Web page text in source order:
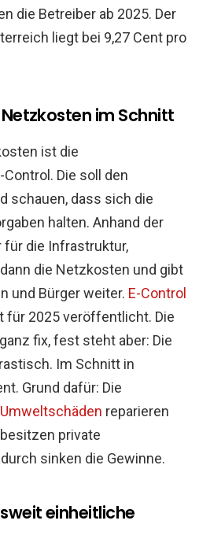
die Betreiber ab 2025. Der
liegt bei 9,27 Cent pro
im Schnitt
ist die
Die soll den
schauen, dass sich die
halten. Anhand der
für die Infrastruktur,
die Netzkosten und gibt
und Bürger weiter. E-Control
für 2025 veröffentlicht. Die
fix, fest steht aber: Die
Im Schnitt in
Grund dafür: Die
Umweltschäden reparieren
private
sinken die Gewinne.
einheitliche